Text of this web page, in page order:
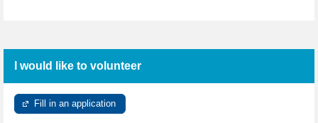
I would like to volunteer
Fill in an application